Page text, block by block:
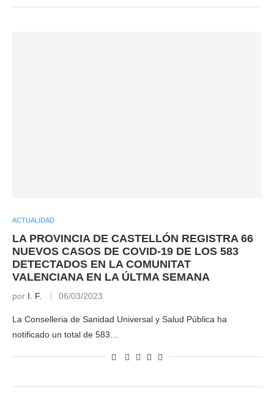
ACTUALIDAD
LA PROVINCIA DE CASTELLÓN REGISTRA 66
NUEVOS CASOS DE COVID-19 DE LOS 583
DETECTADOS EN LA COMUNITAT
VALENCIANA EN LA ÚLTMA SEMANA
por I. F. 06/03/2023
La Conselleria de Sanidad Universal y Salud Pública ha
notificado un total de 583…